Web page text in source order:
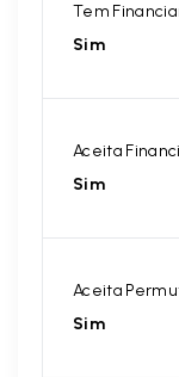
Tem
Sim
Aceita
Sim
Aceita
Sim